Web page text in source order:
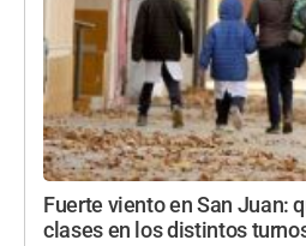
Fuerte viento en San Juan:
clases en los distintos